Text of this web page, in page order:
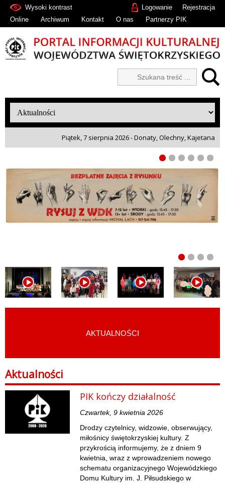
Rejestracja
Logowanie
Wysoki kontrast
Online
Archiwum Kontakt O nas Partnerzy PIK
Piątek, 7 sierpnia 2026 - Donaty, Olechny, Kajetana
AKTUALNOŚCI
Aktualności
PIK kończy działalność
Czwartek, 9 kwietnia 2026
Drodzy czytelnicy, widzowie, obserwujący,
miłośnicy świętokrzyskiej kultury. Z
przykrością informujemy, że z dniem 9
kwietnia, wraz z wprowadzeniem nowego
schematu organizacyjnego Wojewódzkiego
Domu Kultury im. J. Piłsudskiego w